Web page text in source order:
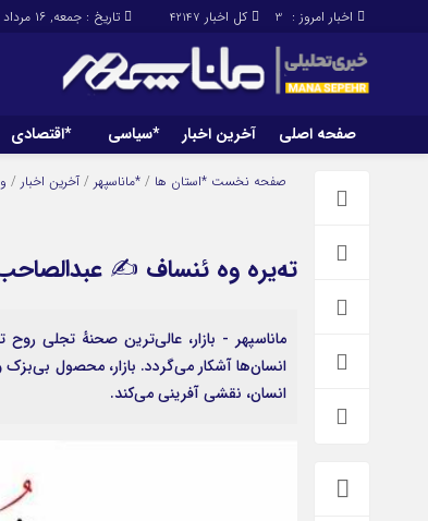
کل اخبار 42147 اخبار امروز : 3 تاریخ : جمعه, ۱۶ مرداد , ۱۴۰۵
صفحه اصلی آخرین اخبار *سیاسی *اقتصادی
صفحه اصلی آخرین صفحه نخست *استان ها / *ماناسپهر / آخرین اخبار /
تەیرە وە ئنساف ✍
ماناسپهر - بازار، عالی‌ترین صحنهٔ تجلی
انسان‌ها آشکار می‌گردد. بازار، محصول
انسان، نقشی آفرینی می‌کند.